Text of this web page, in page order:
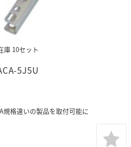
庫 10セット
5J5U
格違いの製品を取付可能に